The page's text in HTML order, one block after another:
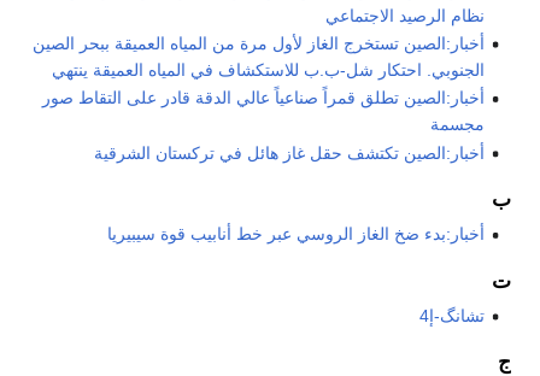
نظام الرصيد الاجتماعي
أخبار:الصين تستخرج الغاز لأول مرة من المياه العميقة ببحر الصين
الجنوبي. احتكار شل-ب.ب للاستكشاف في المياه العميقة ينتهي
أخبار:الصين تطلق قمراً صناعياً عالي الدقة قادر على التقاط صور
مجسمة
أخبار:الصين تكتشف حقل غاز هائل في تركستان الشرقية
ب
أخبار:بدء ضخ الغاز الروسي عبر خط أنابيب قوة سيبيريا
ت
تشانگ-إ4
ج